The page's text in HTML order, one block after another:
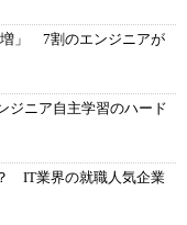
増」 7割のエンジニアが
ニア自主学習のハード
IT業界の就職人気企業